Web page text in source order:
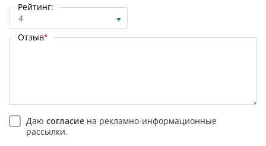
Рейтинг:
4
Отзыв*
Даю согласие на рекламно-информационные
рассылки.